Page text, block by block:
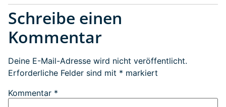
Schreibe einen
Kommentar
Deine E-Mail-Adresse wird nicht veröffentlicht.
Erforderliche Felder sind mit * markiert
Kommentar *